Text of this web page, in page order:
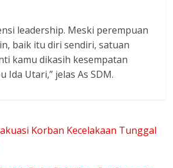
leadership. Meski perempuan
baik itu diri sendiri, satuan
kamu dikasih kesempatan
Ida Utari,” jelas As SDM.
Korban Kecelakaan Tunggal